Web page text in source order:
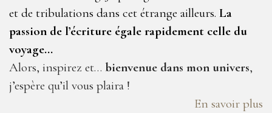
et de tribulations dans cet étrange ailleurs. La
passion de l’écriture égale rapidement celle du
voyage…
Alors, inspirez et… bienvenue dans mon univers,
j’espère qu’il vous plaira !
En savoir plus